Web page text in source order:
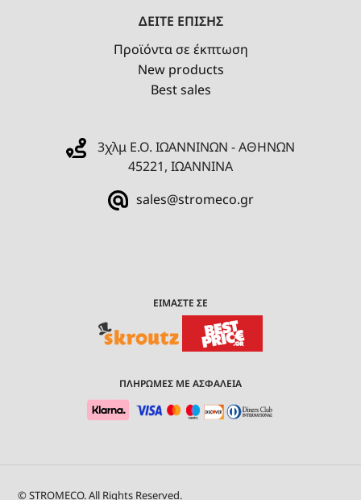
ΔΕΙΤΕ ΕΠΙΣΗΣ
Προϊόντα σε έκπτωση
New products
Best sales
3χλμ Ε.Ο. ΙΩΑΝΝΙΝΩΝ - ΑΘΗΝΩΝ
45221, ΙΩΑΝΝΙΝΑ
sales@stromeco.gr
ΕΙΜΑΣΤΕ ΣΕ
ΠΛΗΡΩΜΕΣ ΜΕ ΑΣΦΑΛΕΙΑ
© STROMECO. All Rights Reserved.